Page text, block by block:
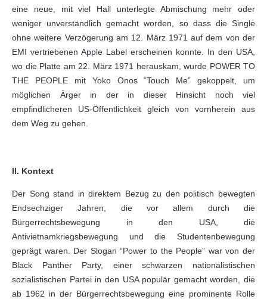
eine neue, mit viel Hall unterlegte Abmischung mehr oder
weniger unverständlich gemacht worden, so dass die Single
ohne weitere Verzögerung am 12. März 1971 auf dem von der
EMI vertriebenen Apple Label erscheinen konnte. In den USA,
wo die Platte am 22. März 1971 herauskam, wurde POWER TO
THE PEOPLE mit Yoko Onos “Touch Me” gekoppelt, um
möglichen Ärger in der in dieser Hinsicht noch viel
empfindlicheren US-Öffentlichkeit gleich von vornherein aus
dem Weg zu gehen.
II. Kontext
Der Song stand in direktem Bezug zu den politisch bewegten
Endsechziger Jahren, die vor allem durch die
Bürgerrechtsbewegung in den USA, die
Antivietnamkriegsbewegung und die Studentenbewegung
geprägt waren. Der Slogan “Power to the People” war von der
Black Panther Party, einer schwarzen nationalistischen
sozialistischen Partei in den USA populär gemacht worden, die
ab 1962 in der Bürgerrechtsbewegung eine prominente Rolle